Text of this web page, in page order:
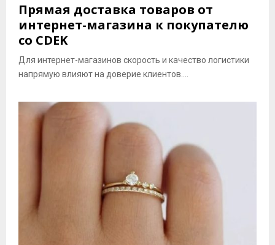
Прямая доставка товаров от
интернет-магазина к покупателю
со CDEK
Для интернет-магазинов скорость и качество логистики
напрямую влияют на доверие клиентов....